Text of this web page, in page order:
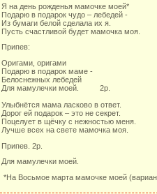
Я на день рожденья мамочке моей*
Подарю в подарок чудо – лебедей -
Из бумаги белой сделала их я.
Пусть счастливой будет мамочка моя.
Припев:
Оригами, оригами
Подарю в подарок маме -
Белоснежных лебедей
Для мамулечки моей. 2р.
Улыбнётся мама ласково в ответ.
Дорог ей подарок – это не секрет.
Поцелует в щёчку с нежностью меня.
Лучше всех на свете мамочка моя.
Припев. 2р.
Для мамулечки моей.
*На Восьмое марта мамочке моей